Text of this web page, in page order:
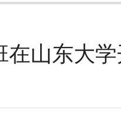
在山东大